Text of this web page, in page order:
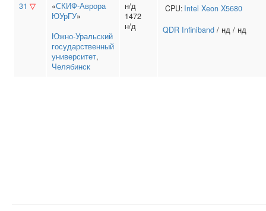
31 ▽ «СКИФ-Аврора
ЮУрГУ»
Южно‑Уральский
государственный
университет,
Челябинск
н/д
1472
н/д
CPU: Intel Xeon X5680
QDR Infiniband / нд / нд